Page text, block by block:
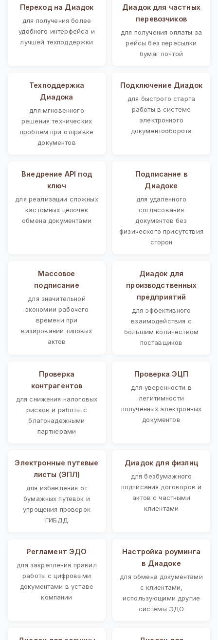
Переход на Диадок
для получения более
удобного интерфейса и
лучшей техподдержки
Диадок для частных
перевозчиков
для получения оплаты за
рейсы без пересылки
бумаг почтой
Техподдержка
Диадока
для мгновенного
решения технических
проблем при отправке
документов
Подключение Диадок
для быстрого старта
работы в системе
электронного
документооборота
Внедрение API под
ключ
для реализации сложных
кастомных цепочек
обмена документами
Подписание в
Диадоке
для удаленного
согласования
документов без
физического присутствия
сторон
Массовое
подписание
для значительной
экономии рабочего
времени при
визировании типовых
актов
Диадок для
производственных
предприятий
для эффективного
взаимодействия с
большим количеством
поставщиков
Проверка
контрагентов
для снижения налоговых
рисков и работы с
благонадежными
партнерами
Проверка ЭЦП
для уверенности в
легитимности
полученных электронных
документов
Электронные путевые
листы (ЭПЛ)
для избавления от
бумажных путевок и
упрощения проверок
ГИБДД
Диадок для физлиц
для безбумажного
подписания договоров и
актов с частными
клиентами
Регламент ЭДО
для закрепления правил
работы с цифровыми
документами в уставе
компании
Настройка роуминга
в Диадоке
для обмена документами
с клиентами,
использующими другие
системы ЭДО